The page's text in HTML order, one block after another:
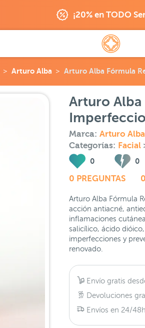
¡20% en TODO
Arturo Alba Arturo Alba Fórmula
Arturo Alba
Marca: Arturo Alba
Categorías: Facial
0 0
0 PREGUNTAS
Arturo Alba Fórmula
acción antiacné,
inflamaciones
salicílico, ácido
imperfecciones y
renovado.
Envío gratis
Devoluciones
Envíos en 24/48h